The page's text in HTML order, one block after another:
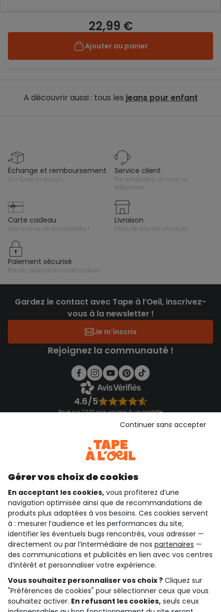
22,99 €
Ajouter au panier
A découvrir aussi : tous les jeans pour enfant
échange et remboursement
sur toute la saison
service client
par whatsapp, e-mail ou
téléphone
carte cadeau
des tonnes de possibilités !
livraison
gratuite dès 10€ d'achats
paiement sécurisé
par cb, paypal ou carte cadeau
Gardez le contact avec Tape à l’Oeil, inscrivez-
vous à la newsletter !
Je m'inscris
Rejoignez la communauté !
4.6/5
Basé sur 7 343 avis soumis à un contrôle
Consulter les CGU
qui sommes-nous ?
besoin d'aide ?
le club fidélité
notre catalogue
Gérer vos choix de cookies
En acceptant les cookies, vous profiterez d’une
navigation optimisée ainsi que de recommandations de
produits plus adaptées à vos besoins. Ces cookies servent
à : mesurer l’audience et les performances du site,
identifier les éventuels bugs rencontrés, vous adresser —
directement ou par l’intermédiaire de nos partenaires —
des communications et publicités en lien avec vos centres
d’intérêt et personnaliser votre expérience.
Vous souhaitez personnaliser vos choix ? Cliquez sur
"Préférences de cookies" pour sélectionner ceux que vous
souhaitez activer. En refusant les cookies, seuls ceux
Continuer sans accepter